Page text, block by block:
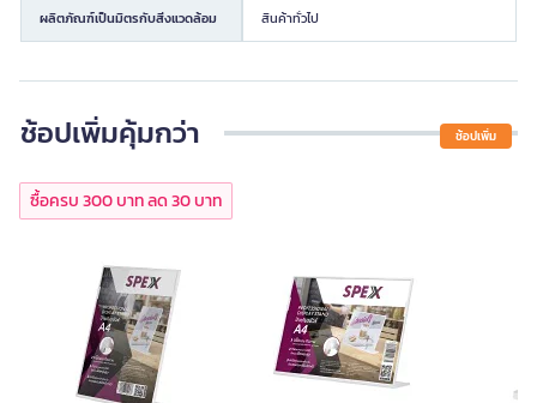
ผลิตภัณฑ์เป็นมิตรกับสิ่งแวดล้อม สินค้าทั่วไป
ช้อปเพิ่มคุ้มกว่า ช้อปเพิ่ม
ซื้อครบ 300 บาท ลด 30 บาท